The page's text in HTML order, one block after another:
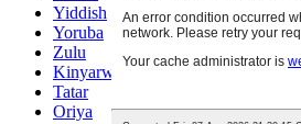
Yiddish
Yoruba
Zulu
Kinyarwanda
Tatar
Oriya